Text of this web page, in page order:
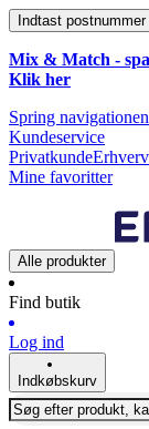
Indtast postnummer
Mix & Match -
Klik her
Spring
Kundeservice
Privatkunde
Mine favoritter
Alle produkter
Find butik
Log ind
Indkøbskurv